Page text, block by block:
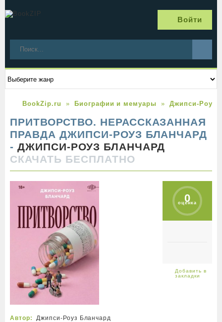
Войти
BookZip.ru Биографии и мемуары Джипси-Роуз
ПРИТВОРСТВО. НЕРАССКАЗАННАЯ
ПРАВДА ДЖИПСИ-РОУЗ БЛАНЧАРД
- ДЖИПСИ-РОУЗ БЛАНЧАРД
СКАЧАТЬ БЕСПЛАТНО
0
оценка
Автор:
Джипси-Роуз Бланчард